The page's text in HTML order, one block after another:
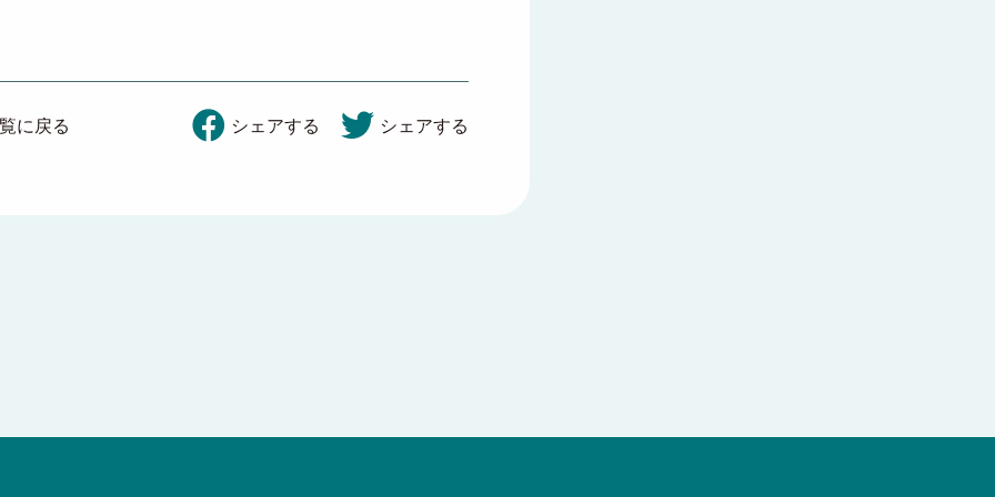
に戻る シェアする シェアする